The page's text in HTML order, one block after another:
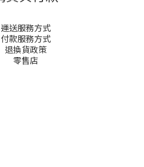
運送服務方式
付款服務方式
退換貨政策
零售店